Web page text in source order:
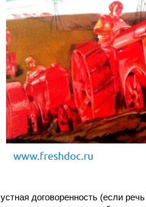
устная договоренность (если